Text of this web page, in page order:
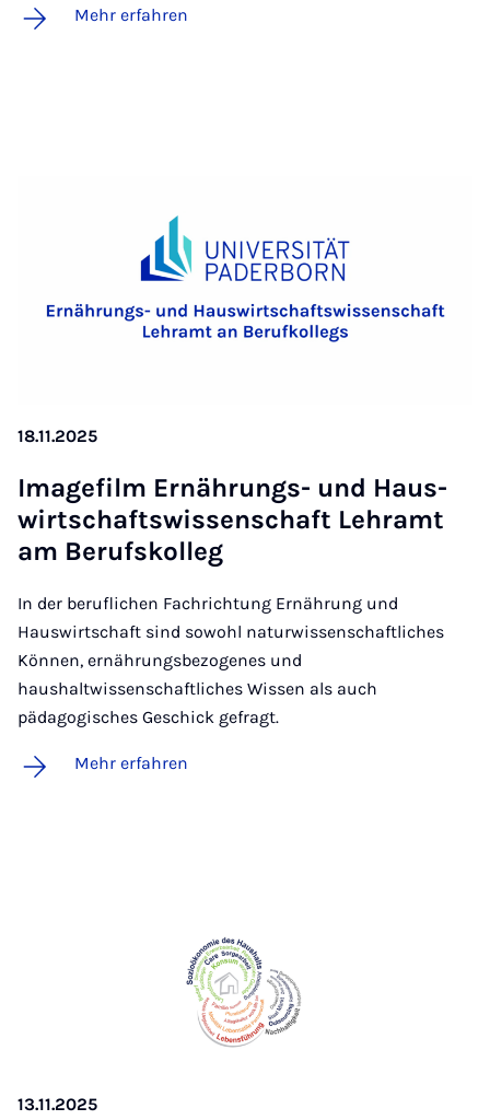
Mehr erfahren
18.11.2025
Image­film Er­näh­rungs- und Haus­
wirt­schafts­wis­sen­schaft Lehr­amt
am Be­rufs­kol­leg
In der beruflichen Fachrichtung Ernährung und
Hauswirtschaft sind sowohl naturwissenschaftliches
Können, ernährungsbezogenes und
haushaltwissenschaftliches Wissen als auch
pädagogisches Geschick gefragt.
Mehr erfahren
13.11.2025